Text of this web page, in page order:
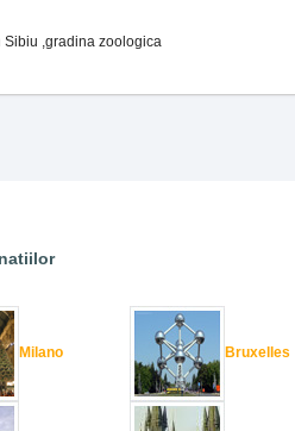
Sibiu ,gradina zoologica
Milano Bruxelles